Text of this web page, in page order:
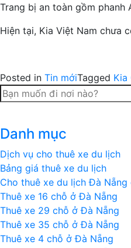
Trang bị an toàn gồm phanh
Hiện tại, Kia Việt Nam chưa
Posted in Tin mớiTagged Kia
Danh mục
Dịch vụ cho thuê xe du lịch
Bảng giá thuê xe du lịch
Cho thuê xe du lịch Đà Nẵng
Thuê xe 16 chỗ ở Đà Nẵng
Thuê xe 29 chỗ ở Đà Nẵng
Thuê xe 35 chỗ ở Đà Nẵng
Thuê xe 4 chỗ ở Đà Nẵng